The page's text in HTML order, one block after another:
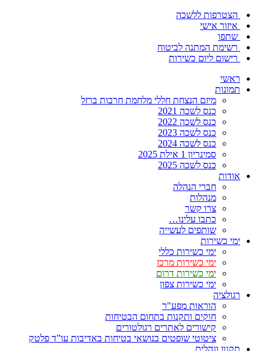
הצטרפות ללשכה
איזור אישי
שתפו
רשימת המתנה לביטוח
רישום ליום כשירות
ראשי
תמונות
מיזם הנצחת חללי מלחמת חרבות ברזל
כנס לשכה 2021
כנס לשכה 2022
כנס לשכה 2023
כנס לשכה 2024
סמינריון 1 אילת 2025
כנס לשכה 2025
אודות
חברי הנהלה
מנהלות
צרו קשר
כתבו עלינו…
שותפים לעשייה
ימי כשירות
ימי כשירות כללי
ימי כשירות מרכז
ימי כשירות דרום
ימי כשירות צפון
רגולציה
הוראות מפע"ר
חוקים ותקנות בתחום הבטיחות
קישורים לאתרים רגולטורים
ציטוטי שופטים בנושאי בטיחות באדיבות עו”ד פלטק
תקנון ונהלים